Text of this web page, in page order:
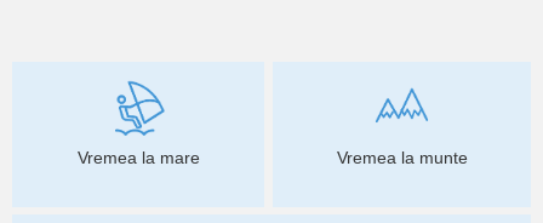
Vremea la mare Vremea la munte